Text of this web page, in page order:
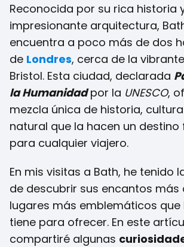
Reconocida por su rica historia
impresionante arquitectura,
encuentra a poco más de dos
de Londres, cerca de la
Bristol. Esta ciudad, declarada
la Humanidadpor la UNESCO,
mezcla única de historia,
natural que la hacen un
para cualquier viajero.
En mis visitas a Bath, he tenido
de descubrir sus encantos más
lugares más emblemáticos que
tiene para ofrecer. En este
compartiré algunas